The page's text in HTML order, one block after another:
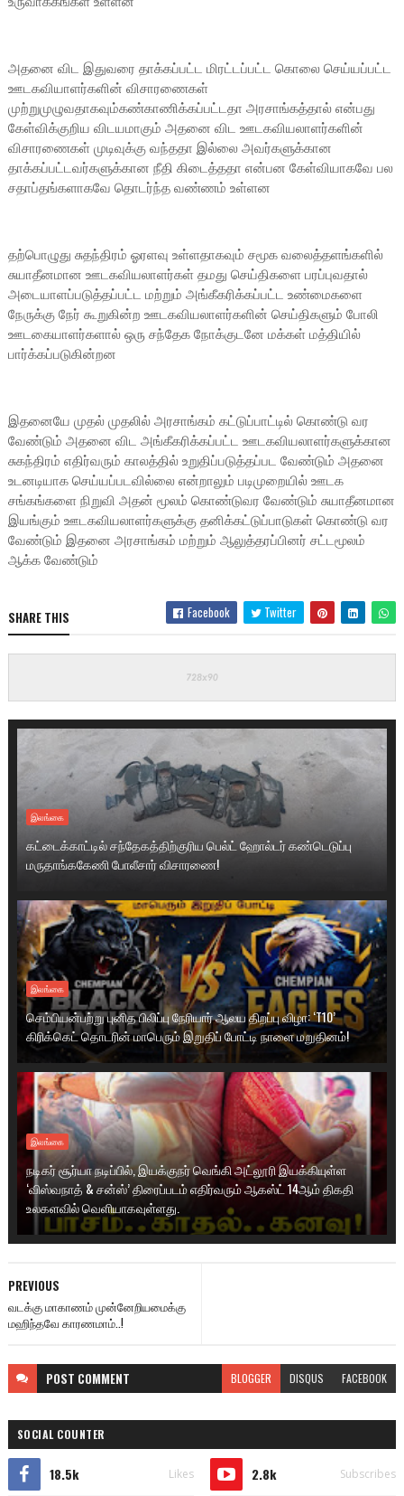
அதனை விட இதுவரை தாக்கப்பட்ட மிரட்டப்பட்ட கொலை செய்யப்பட்ட
ஊடகவியாளர்களின் விசாரணைகள்
முற்றுமுழுவதாகவும்கண்காணிக்கப்பட்டதா அரசாங்கத்தால் என்பது
கேள்விக்குறிய விடயமாகும் அதனை விட ஊடகவியலாளர்களின்
விசாரணைகள் முடிவுக்கு வந்ததா இல்லை அவர்களுக்கான
தாக்கப்பட்டவர்களுக்கான நீதி கிடைத்ததா என்பன கேள்வியாகவே பல
சதாப்தங்களாகவே தொடர்ந்த வண்ணம் உள்ளன
தற்பொழுது சுதந்திரம் ஓரளவு உள்ளதாகவும் சமூக வலைத்தளங்களில்
சுயாதீனமான ஊடகவியலாளர்கள் தமது செய்திகளை பரப்புவதால்
அடையாளப்படுத்தப்பட்ட மற்றும் அங்கீகரிக்கப்பட்ட உண்மைகளை
நேருக்கு நேர் கூறுகின்ற ஊடகவியலாளர்களின் செய்திகளும் போலி
ஊடகையாளர்களால் ஒரு சந்தேக நோக்குடனே மக்கள் மத்தியில்
பார்க்கப்படுகின்றன
இதனையே முதல் முதலில் அரசாங்கம் கட்டுப்பாட்டில் கொண்டு வர
வேண்டும் அதனை விட அங்கீகரிக்கப்பட்ட ஊடகவியலாளர்களுக்கான
சுகந்திரம் எதிர்வரும் காலத்தில் உறுதிப்படுத்தப்பட வேண்டும் அதனை
உடனடியாக செய்யப்படவில்லை என்றாலும் படிமுறையில் ஊடக
சங்கங்களை நிறுவி அதன் மூலம் கொண்டுவர வேண்டும் சுயாதீனமான
இயங்கும் ஊடகவியலாளர்களுக்கு தனிக்கட்டுப்பாடுகள் கொண்டு வர
வேண்டும் இதனை அரசாங்கம் மற்றும் ஆலுத்தரப்பினர் சட்டமூலம்
ஆக்க வேண்டும்
SHARE THIS Facebook Twitter
இலங்கை
கட்டைக்காட்டில் சந்தேகத்திற்குரிய பெல்ட் ஹோல்டர் கண்டெடுப்பு
மருதாங்ககேணி போலீசார் விசாரணை!
இலங்கை
செம்பியன்பற்று புனித பிலிப்பு நேரியார் ஆலய திறப்பு விழா: ‘T10’
கிரிக்கெட் தொடரின் மாபெரும் இறுதிப் போட்டி நாளை மறுதினம்!
இலங்கை
நடிகர் சூர்யா நடிப்பில், இயக்குநர் வெங்கி அட்லூரி இயக்கியுள்ள
‘விஸ்வநாத் & சன்ஸ்’ திரைப்படம் எதிர்வரும் ஆகஸ்ட் 14ஆம் திகதி
உலகளவில் வெளியாகவுள்ளது.
PREVIOUS
வடக்கு மாகாணம் முன்னேறியமைக்கு
மஹிந்தவே காரணமாம்..!
POST COMMENT BLOGGER DISQUS FACEBOOK
SOCIAL COUNTER
18.5k Likes 2.8k Subscribes